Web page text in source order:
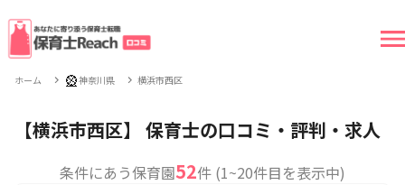
ホーム 🎡神奈川県 横浜市西区
【横浜市西区】 保育士の口コミ・評判・求人
条件にあう保育園52件 (1~20件目を表示中)